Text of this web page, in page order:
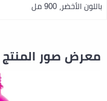
باللون الأخضر، 900 مل
معرض صور المنتج